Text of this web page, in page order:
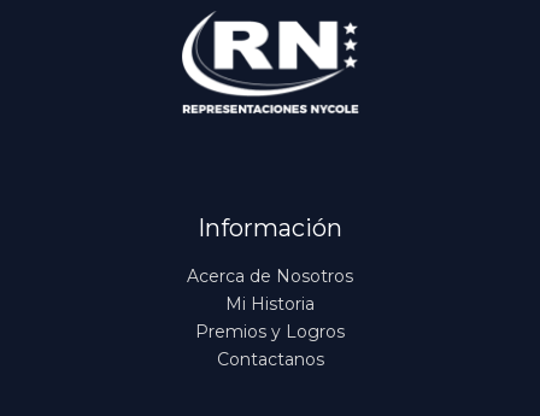
Información
Acerca de Nosotros
Mi Historia
Premios y Logros
Contactanos